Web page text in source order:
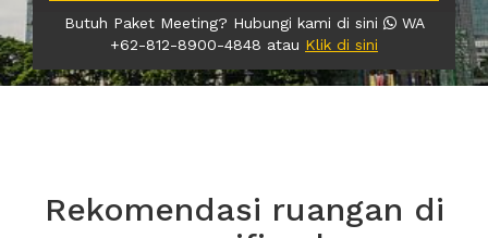
Butuh Paket Meeting? Hubungi kami di sini
WA
+62-812-8900-4848 atau Klik di sini
Rekomendasi ruangan di